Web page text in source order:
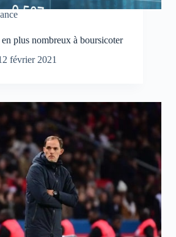
plus nombreux à boursicoter
février 2021